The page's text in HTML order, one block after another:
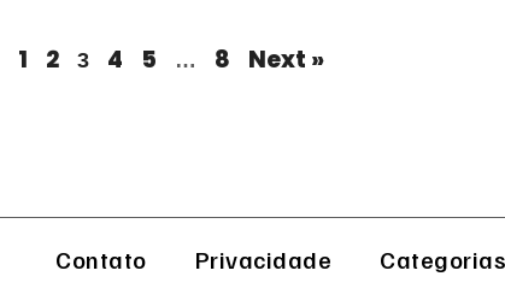
1 2 3 4 5 … 8 Next »
Contato Privacidade Categorias